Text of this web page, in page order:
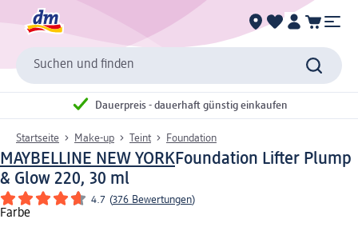
Suchen und finden
Dauerpreis - dauerhaft günstig einkaufen
Startseite Make-up Teint Foundation
MAYBELLINE NEW YORKFoundation Lifter Plump
& Glow 220, 30 ml
4.7 (376 Bewertungen)
Farbe